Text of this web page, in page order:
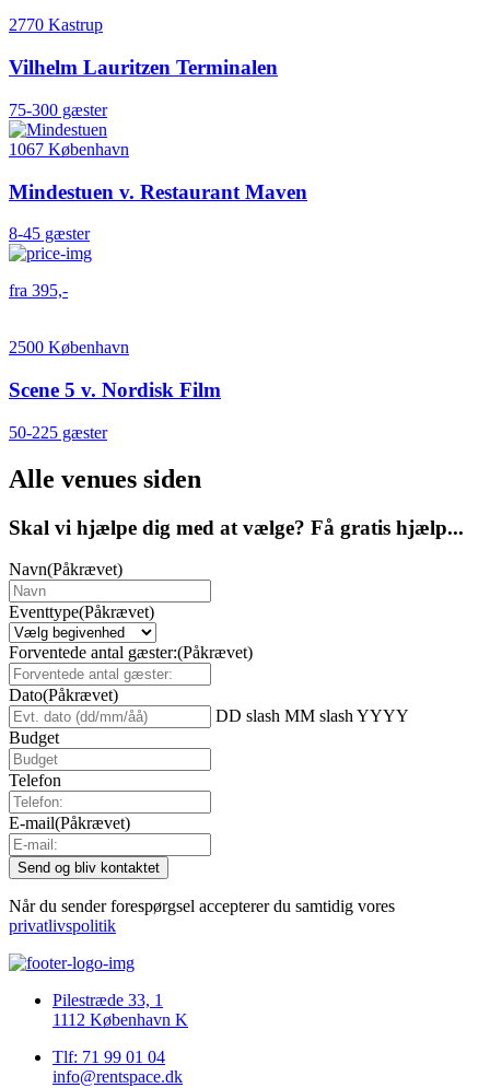
2770 Kastrup
Vilhelm Lauritzen Terminalen
75-300 gæster
1067 København
Mindestuen v. Restaurant Maven
8-45 gæster
fra 395,-
2500 København
Scene 5 v. Nordisk Film
50-225 gæster
Alle venues siden
Skal vi hjælpe dig med at vælge? Få gratis hjælp...
Navn(Påkrævet)
Eventtype(Påkrævet)
Forventede antal gæster:(Påkrævet)
Dato(Påkrævet)
DD slash MM slash YYYY
Budget
Telefon
E-mail(Påkrævet)
Når du sender forespørgsel accepterer du samtidig vores
privatlivspolitik
Pilestræde 33, 1
1112 København K
Tlf: 71 99 01 04
info@rentspace.dk